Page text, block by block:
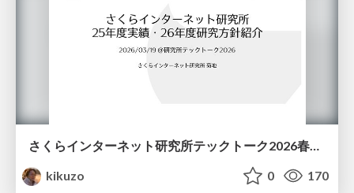
さくらインターネット研究所テックトーク2026春、研究開発Gr.25年度成果26年度方針
kikuzo
0 170